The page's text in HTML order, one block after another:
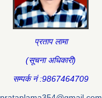
प्रताप लामा
(सूचना अधिकारी)
सम्पर्क नं :9867464709